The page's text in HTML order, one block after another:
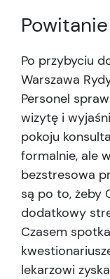
Po przybyciu
Warszawa
Personel
wizytę i
pokoju
formalnie, ale
bezstresowa
są po to, żeby
dodatkowy
Czasem
lekarzowi